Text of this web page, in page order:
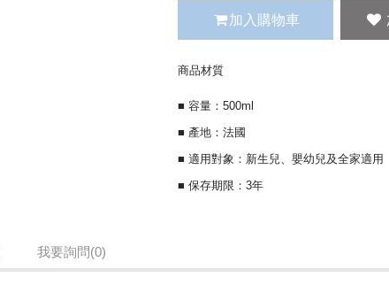
加入購物車
商品材質
■ 容量：500ml
■ 產地：法國
■ 適用對象：新生兒、嬰幼兒及全家適用
■ 保存期限：3年
我要詢問(0)